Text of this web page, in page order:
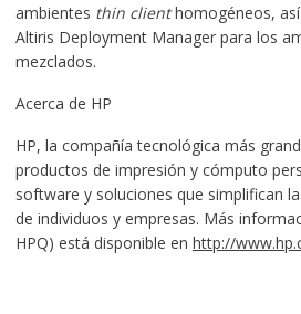
ambientes thin clienthomogéneos,
Altiris Deployment Manager para los
mezclados.
Acerca de HP
HP, la compañía tecnológica más
productos de impresión y cómputo
software y soluciones que simplifican
de individuos y empresas. Más
HPQ) está disponible en http://